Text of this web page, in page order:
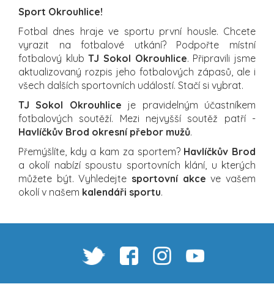
Sport Okrouhlice!
Fotbal dnes hraje ve sportu první housle. Chcete
vyrazit na fotbalové utkání? Podpořte místní
fotbalový klubTJ Sokol Okrouhlice. Připravili jsme
aktualizovaný rozpis jeho fotbalových zápasů, ale i
všech dalších sportovních událostí. Stačí si vybrat.
TJ Sokol Okrouhlice je pravidelným účastníkem
fotbalových soutěží. Mezi nejvyšší soutěž patří -
Havlíčkův Brod okresní přebor mužů.
Přemýšlíte, kdy a kam za sportem? Havlíčkův Brod
a okolí nabízí spoustu sportovních klání, u kterých
můžete být. Vyhledejte sportovní akce ve vašem
okolí v našem kalendáři sportu.